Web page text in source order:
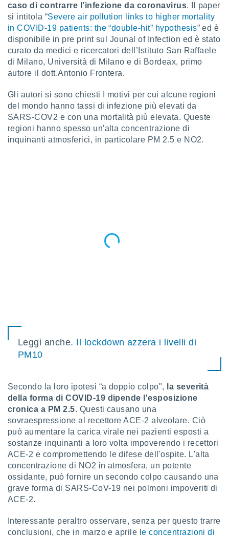
per
profili
degli
dei
il
dei
e degli
nostri
caso di contrarre l’infezione da coronavirus. Il paper
si intitola “Severe air pollution links to higher mortality
in COVID-19 patients: the “double-hit” hypothesis” ed è
disponibile in pre print sul Jounal of Infection ed è stato
curato da medici e ricercatori dell’Istituto San Raffaele
di Milano, Università di Milano e di Bordeax, primo
autore il dott.Antonio Frontera.
Gli autori si sono chiesti I motivi per cui alcune regioni
del mondo hanno tassi di infezione più elevati da
SARS-COV2 e con una mortalità più elevata. Queste
regioni hanno spesso un'alta concentrazione di
inquinanti atmosferici, in particolare PM 2.5 e NO2.
Leggi anche. Il lockdown azzera i livelli di
PM10
Secondo la loro ipotesi “a doppio colpo",
la severità
della forma di COVID-19 dipende l'esposizione
cronica a PM 2.5. Questi causano una
sovraespressione al recettore ACE-2 alveolare. Ciò
può aumentare la carica virale nei pazienti esposti a
sostanze inquinanti a loro volta impoverendo i recettori
ACE-2 e compromettendo le difese dell'ospite. L'alta
concentrazione di NO2 in atmosfera, un potente
ossidante, può fornire un secondo colpo causando una
grave forma di SARS-CoV-19 nei polmoni impoveriti di
ACE-2.
Interessante peraltro osservare, senza per questo trarre
conclusioni, che in marzo e aprile le concentrazioni di